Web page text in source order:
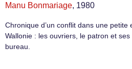
Manu Bonmariage, 1980
Chronique d’un conflit dans une
Wallonie : les ouvriers, le patron et
bureau.